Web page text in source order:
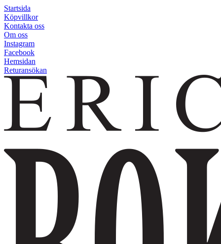
Startsida
Köpvillkor
Kontakta oss
Om oss
Instagram
Facebook
Hemsidan
Returansökan